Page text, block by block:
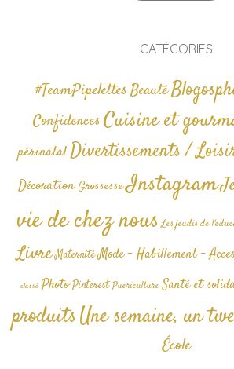
CATÉGORIES
#TeamPipelettesBeauté
Confidences Cuisine et
périnatalDivertissements /
Décoration GrossesseInstagram
vie de chez nous Les jeudis de
Livre Maternité Mode - Habillement -
classé Photo Pinterest Puériculture Santé et
produitsUne semaine, un
École